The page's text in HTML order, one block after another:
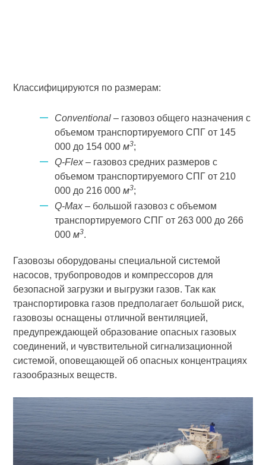
Классифицируются по размерам:
Conventional – газовоз общего назначения с
объемом транспортируемого СПГ от 145
000 до 154 000м3;
Q-Flex– газовоз средних размеров с
объемом транспортируемого СПГ от 210
000 до 216 000м3;
Q-Max– большой газовоз с объемом
транспортируемого СПГ от 263 000 до 266
000м3.
Газовозы оборудованы специальной системой
насосов, трубопроводов и компрессоров для
безопасной загрузки и выгрузки газов. Так как
транспортировка газов предполагает большой риск,
газовозы оснащены отличной вентиляцией,
предупреждающей образование опасных газовых
соединений, и чувствительной сигнализационной
системой, оповещающей об опасных концентрациях
газообразных веществ.